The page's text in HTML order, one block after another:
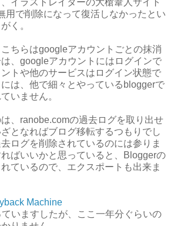
用で削除になって復活しなかったとい
く。
ちらはgoogleアカウントごとの抹消
、googleアカウントにはログインで
トや他のサービスはログイン状態で
は、他で細々とやっているbloggerで
いません。
、ranobe.comの過去ログを取り出せ
となればブログ移転するつもりでし
ログを削除されているのには参りま
ばいいかと思っていると、Bloggerの
ているので、エクスポートも出来ま
Machine
いますしたが、ここ一年分ぐらいの